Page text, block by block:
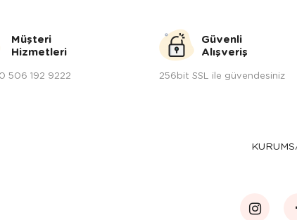
Müşteri
Hizmetleri
192 9222
Güvenli
Alışveriş
256bit SSL ile güvendesiniz